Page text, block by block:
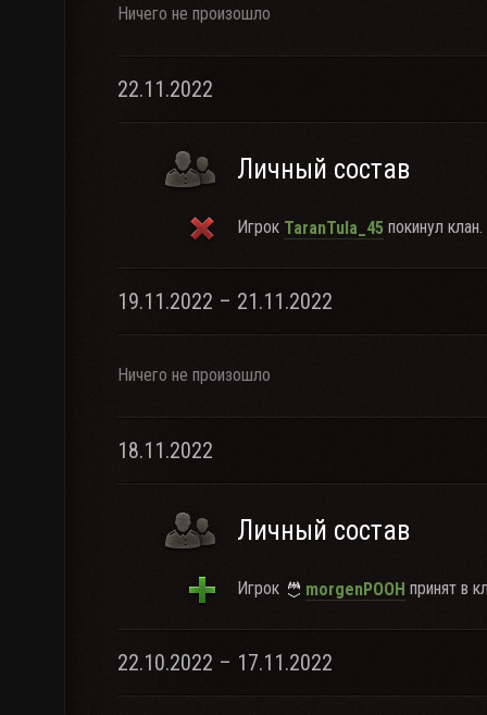
Ничего не произошло
22.11.2022
Личный состав
Игрок TaranTula_45 покинул клан.
19.11.2022 – 21.11.2022
Ничего не произошло
18.11.2022
Личный состав
Игрок morgenPOOH принят в
22.10.2022 – 17.11.2022